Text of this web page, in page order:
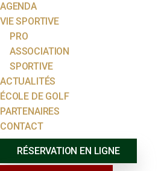
AGENDA
VIE SPORTIVE
PRO
ASSOCIATION
SPORTIVE
ACTUALITÉS
ÉCOLE DE GOLF
PARTENAIRES
CONTACT
RÉSERVATION EN LIGNE